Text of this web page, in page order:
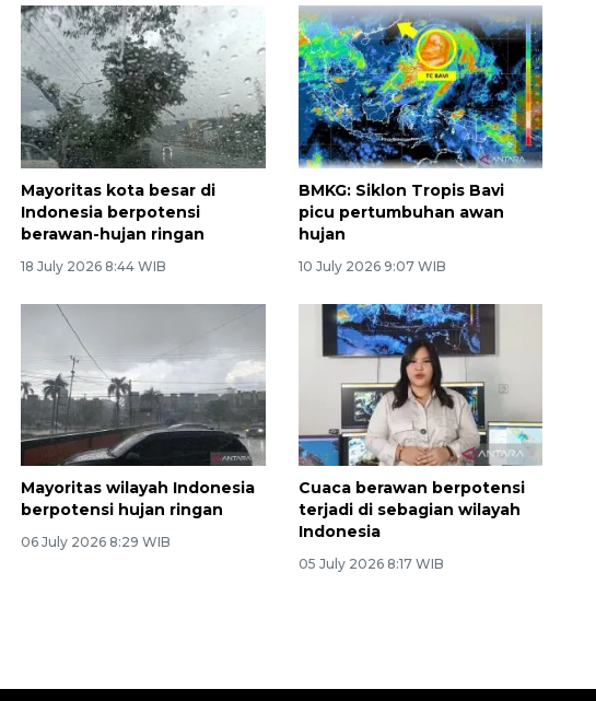
Mayoritas kota besar di
Indonesia berpotensi
berawan-hujan ringan
18 July 2026 8:44 WIB
BMKG: Siklon Tropis Bavi
picu pertumbuhan awan
hujan
10 July 2026 9:07 WIB
Mayoritas wilayah Indonesia
berpotensi hujan ringan
06 July 2026 8:29 WIB
Cuaca berawan berpotensi
terjadi di sebagian wilayah
Indonesia
05 July 2026 8:17 WIB